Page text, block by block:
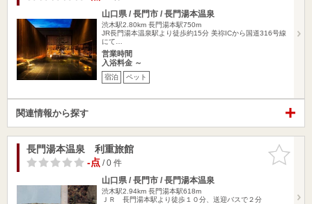
山口県 / 長門市 / 長門湯本温泉
渋木駅2.80km 長門湯本駅750m
JR長門湯本温泉駅より徒歩約15分 美祢ICから国道316号線
にて…
営業時間
入浴料金 ～
宿泊 ペット
関連情報から探す
お気に入
りに追加
長門湯本温泉 利重旅館
-点/ 0 件
山口県 / 長門市 / 長門湯本温泉
渋木駅2.94km 長門湯本駅618m
ＪＲ 長門湯本駅より徒歩１０分、送迎バスで２分